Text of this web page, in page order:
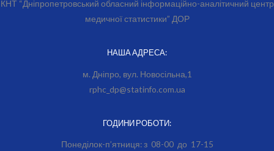
КНТ “Дніпропетровський обласний інформаційно-аналітичний центр
медичної статистики” ДОР
НАША АДРЕСА:
м. Дніпро, вул. Новосільна,1
rphc_dp@statinfo.com.ua
ГОДИНИ РОБОТИ:
Понеділок-п’ятниця: з 08-00 до 17-15